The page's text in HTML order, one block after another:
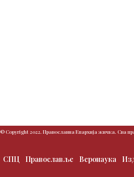
© Copyright 2022. Православна Епархија жичка. Сва
СПЦ Православље Веронаука